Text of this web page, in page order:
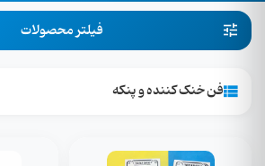
فیلتر محصولات
فن خنک کننده و پنکه